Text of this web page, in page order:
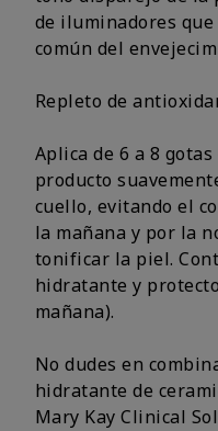
de iluminadores
común del
Repleto de
Aplica de 6 a 8
producto
cuello, evitando el
la mañana y por la
tonificar la piel.
hidratante y
mañana).
No dudes en
hidratante de
Mary Kay Clinical